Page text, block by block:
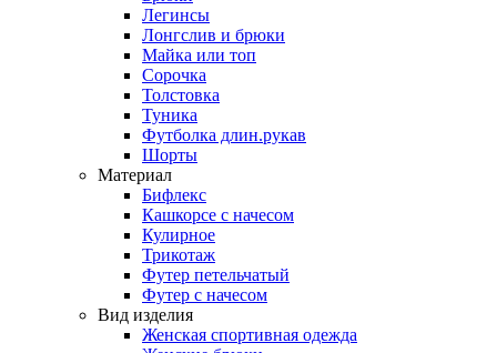
Легинсы
Лонгслив и брюки
Майка или топ
Сорочка
Толстовка
Туника
Футболка длин.рукав
Шорты
Материал
Бифлекс
Кашкорсе с начесом
Кулирное
Трикотаж
Футер петельчатый
Футер с начесом
Вид изделия
Женская спортивная одежда